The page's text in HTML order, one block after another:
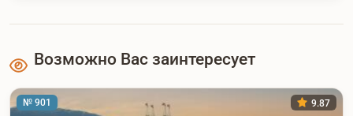
Возможно Вас заинтересует
№ 901 9.87